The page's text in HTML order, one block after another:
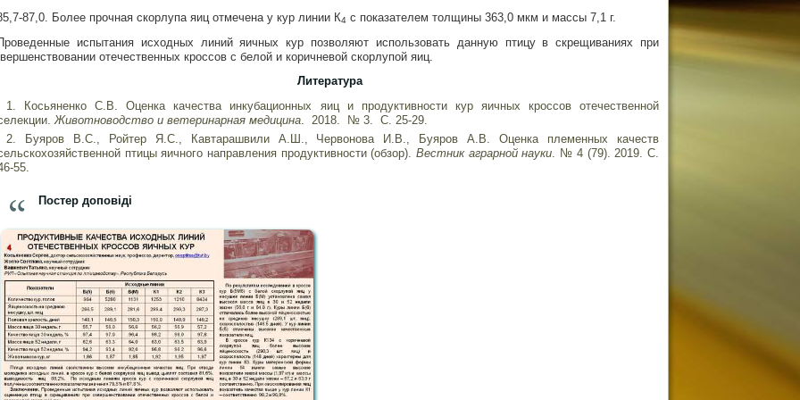
87,0. Более прочная скорлупа яиц отмечена у кур линии К4 с показателем толщины 363,0 мкм и массы 7,1 г.
испытания исходных линий яичных кур позволяют использовать данную птицу в скрещиваниях при
отечественных кроссов с белой и коричневой скорлупой яиц.
Литература
Косьяненко С.В. Оценка качества инкубационных яиц и продуктивности кур яичных кроссов отечественной
Животноводство и ветеринарная медицина. 2018. № 3. С. 25-29.
Буяров В.С., Ройтер Я.С., Кавтарашвили А.Ш., Червонова И.В., Буяров А.В. Оценка племенных качеств
птицы яичного направления продуктивности (обзор). Вестник аграрной науки. № 4 (79). 2019. С.
55.
Постер доповіді